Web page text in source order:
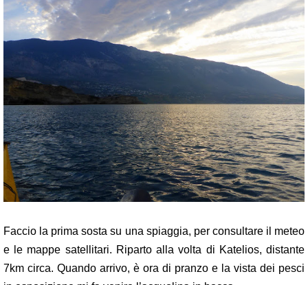
Faccio la prima sosta su una spiaggia, per consultare il meteo
e le mappe satellitari. Riparto alla volta di Katelios, distante
7km circa. Quando arrivo, è ora di pranzo e la vista dei pesci